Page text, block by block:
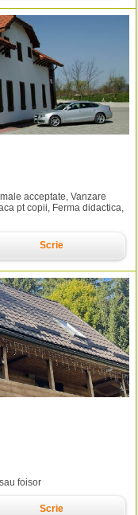
acceptate, Vanzare
pt copii, Ferma didactica,
Scrie
foisor
Scrie